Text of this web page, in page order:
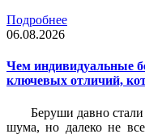
Подробнее
06.08.2026
Чем индивидуальные
ключевых отличий,
Беруши давно
шума, но далеко не